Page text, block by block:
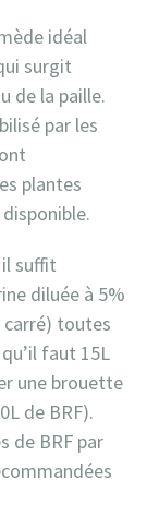
idéal
surgit
de la paille.
par les
plantes
il suffit
diluée à 5%
carré) toutes
faut 15L
une brouette
de BRF).
de BRF par